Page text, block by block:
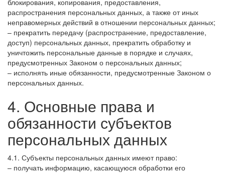
блокирования, копирования, предоставления,
распространения персональных данных, а также от иных
неправомерных действий в отношении персональных данных;
– прекратить передачу (распространение, предоставление,
доступ) персональных данных, прекратить обработку и
уничтожить персональные данные в порядке и случаях,
предусмотренных Законом о персональных данных;
– исполнять иные обязанности, предусмотренные Законом о
персональных данных.
4. Основные права и
обязанности субъектов
персональных данных
4.1. Субъекты персональных данных имеют право:
– получать информацию, касающуюся обработки его